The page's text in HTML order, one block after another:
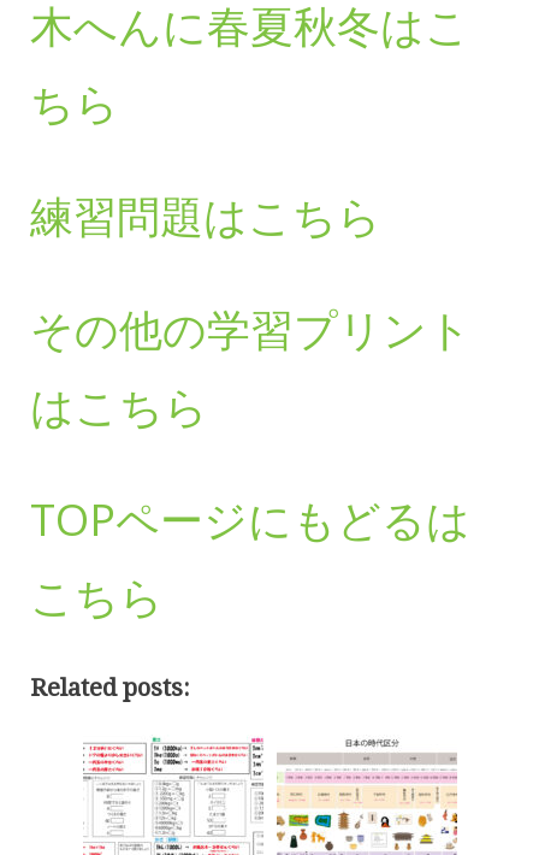
木へんに春夏秋冬はこ
ちら
練習問題はこちら
その他の学習プリント
はこちら
TOPページにもどるは
こちら
Related posts: